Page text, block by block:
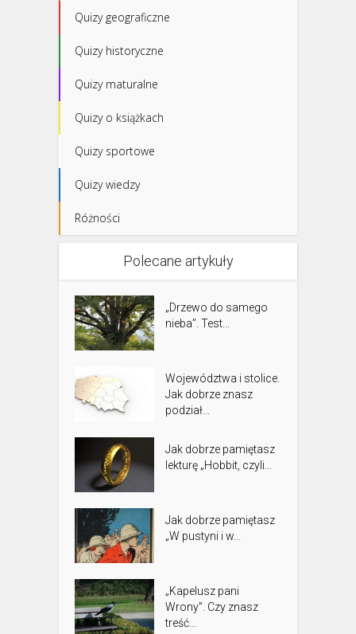
Quizy geograficzne
Quizy historyczne
Quizy maturalne
Quizy o książkach
Quizy sportowe
Quizy wiedzy
Różności
Polecane artykuły
„Drzewo do samego
nieba”. Test...
Województwa i stolice.
Jak dobrze znasz
podział...
Jak dobrze pamiętasz
lekturę „Hobbit, czyli...
Jak dobrze pamiętasz
„W pustyni i w...
„Kapelusz pani
Wrony”. Czy znasz
treść...